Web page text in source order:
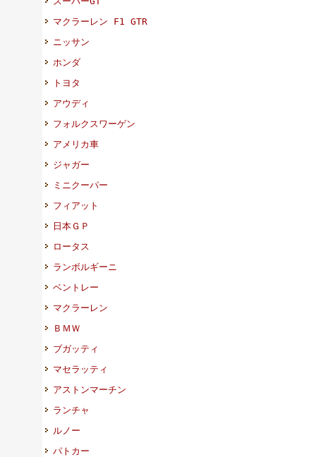
マクラーレン F1 GTR
ニッサン
ホンダ
トヨタ
アウディ
フォルクスワーゲン
アメリカ車
ジャガー
ミニクーパー
フィアット
日本ＧＰ
ロータス
ランボルギーニ
ベントレー
マクラーレン
ＢＭＷ
ブガッティ
マセラッティ
アストンマーチン
ランチャ
ルノー
パトカー